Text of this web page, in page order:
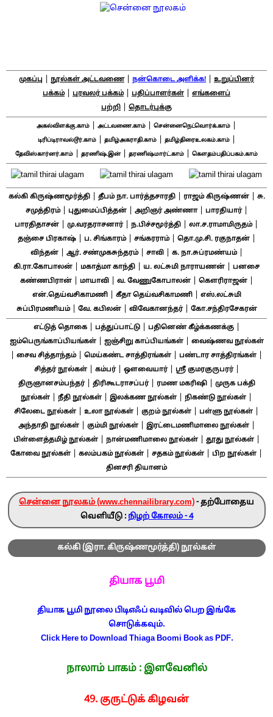
முகப்பு நூல்கள் அட்டவணை| நன்கொடை அளிக்க!
உறுப்பினர்
பக்கம்| புரவலர் பக்கம்| பதிப்பாளர்கள்
எங்களைப்
பற்றி
தொடர்புக்கு
அகல்விளக்கு.காம் அட்டவணை.காம் சென்னைநெட்வொர்க்.காம்
டிரிப்டிராவல்டூர்.காம்| தமிழ்அகராதி.காம்| தமிழ்திரைஉலகம்.காம்|
தேவிஸ்கார்னர்.காம் தரணிஷ்.இன்| தரணிஷ்மார்ட்.காம் கௌதம்பதிப்பகம்.காம்
கல்கி கிருஷ்ணமூர்த்தி| தீபம் நா. பார்த்தசாரதி| ராஜம் கிருஷ்ணன்|
சு.
சமுத்திரம்| புதுமைப்பித்தன்| அறிஞர் அண்ணா| பாரதியார்|
பாரதிதாசன் மு.வரதராசனார்| ந.பிச்சமூர்த்தி லா.ச.ராமாமிருதம்|
தஞ்சை பிரகாஷ்| ப. சிங்காரம்| சங்கரராம்| தொ.மு.சி. ரகுநாதன்|
விந்தன்| ஆர். சண்முகசுந்தரம்| சாவி| க. நா.சுப்ரமண்யம்|
கி.ரா.கோபாலன் மகாத்மா காந்தி ய. லட்சுமி நாராயணன்
பனசை
கண்ணபிரான்| மாயாவி| வ. வேணுகோபாலன்| கௌரிராஜன்|
என்.தெய்வசிகாமணி| கீதா தெய்வசிகாமணி|
எஸ்.லட்சுமி
சுப்பிரமணியம்| வே. கபிலன்| விவேகானந்தர்| கோ.சந்திரசேகரன்
எட்டுத் தொகை| பத்துப்பாட்டு| பதினெண் கீழ்க்கணக்கு|
ஐம்பெருங்காப்பியங்கள்| ஐஞ்சிறு காப்பியங்கள்| வைஷ்ணவ நூல்கள்
சைவ சித்தாந்தம்| மெய்கண்ட சாத்திரங்கள் பண்டார சாத்திரங்கள்
சித்தர் நூல்கள்| கம்பர்| ஔவையார்| ஸ்ரீ குமரகுருபரர்|
திருஞானசம்பந்தர்| திரிகூடராசப்பர்| ரமண மகரிஷி|
முருக பக்தி
நூல்கள்
நீதி நூல்கள் இலக்கண நூல்கள் நிகண்டு நூல்கள்
சிலேடை நூல்கள் உலா நூல்கள் குறம் நூல்கள் பள்ளு நூல்கள்
அந்தாதி நூல்கள்| கும்மி நூல்கள்| இரட்டைமணிமாலை நூல்கள்|
பிள்ளைத்தமிழ் நூல்கள்| நான்மணிமாலை நூல்கள்| தூது நூல்கள்|
கோவை நூல்கள் கலம்பகம் நூல்கள் சதகம் நூல்கள் பிற நூல்கள்
தினசரி தியானம்
சென்னை நூலகம் (www.chennailibrary.com)- தற்போதைய
வெளியீடு : நிழற் கோலம் - 4
கல்கி (இரா. கிருஷ்ணமூர்த்தி) நூல்கள்
தியாக பூமி
தியாக பூமி நூலை பிடிஎஃப் வடிவில் பெற இங்கே
சொடுக்கவும்.
Click Here to Download Thiaga Boomi Book as PDF.
நாலாம் பாகம் : இளவேனில்
49. குருட்டுக் கிழவன்